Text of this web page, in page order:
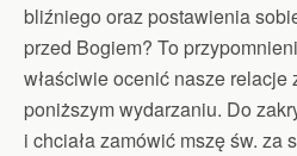
bliźniego oraz postawienia
przed Bogiem? To
właściwie ocenić nasze relacje
poniższym wydarzaniu. Do
i chciała zamówić mszę św. za